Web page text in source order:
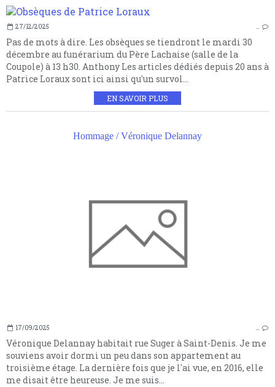
27/12/2025 …
Pas de mots à dire. Les obsèques se tiendront le mardi 30
décembre au funérarium du Père Lachaise (salle de la
Coupole) à 13 h30. Anthony Les articles dédiés depuis 20 ans à
Patrice Loraux sont ici ainsi qu'un survol...
EN SAVOIR PLUS
Hommage / Véronique Delannay
17/09/2025 …
Véronique Delannay habitait rue Suger à Saint-Denis. Je me
souviens avoir dormi un peu dans son appartement au
troisième étage. La dernière fois que je l'ai vue, en 2016, elle
me disait être heureuse. Je me suis...